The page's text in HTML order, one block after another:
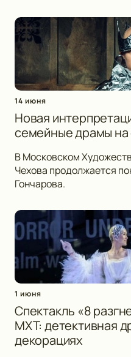
14 июня
Новая
семейные драмы
В Московском
Чехова продолжается
Гончарова.
1 июня
Спектакль «8
МХТ: детективная
декорациях